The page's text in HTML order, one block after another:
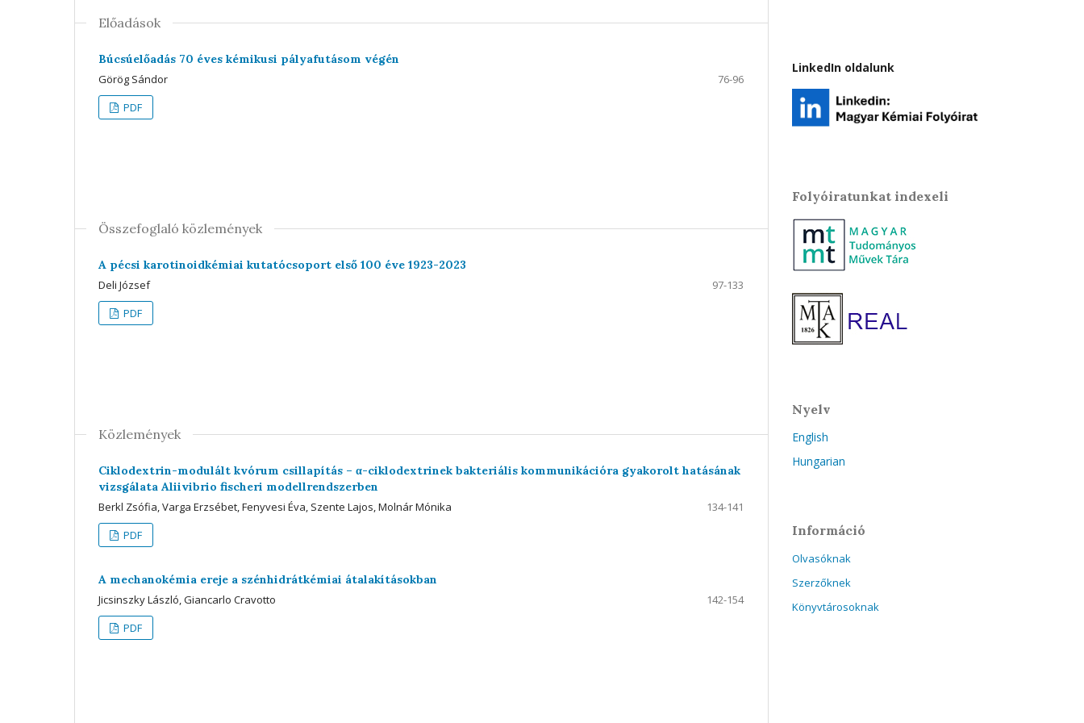
Előadások
Búcsúelőadás 70 éves kémikusi pályafutásom végén
Görög Sándor
76-96
PDF
Összefoglaló közlemények
A pécsi karotinoidkémiai kutatócsoport első 100 éve 1923-2023
Deli József
97-133
PDF
Közlemények
Ciklodextrin-modulált kvórum csillapítás – α-ciklodextrinek bakteriális kommunikációra gyakorolt hatásának
vizsgálata Aliivibrio fischeri modellrendszerben
Berkl Zsófia, Varga Erzsébet, Fenyvesi Éva, Szente Lajos, Molnár Mónika
134-141
PDF
A mechanokémia ereje a szénhidrátkémiai átalakításokban
Jicsinszky László, Giancarlo Cravotto
142-154
PDF
LinkedIn oldalunk
Folyóiratunkat indexeli
Nyelv
English
Hungarian
Információ
Olvasóknak
Szerzőknek
Könyvtárosoknak